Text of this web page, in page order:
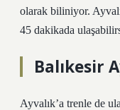
olarak biliniyor.
45 dakikada
Balıkesir
Ayvalık’a trenle de